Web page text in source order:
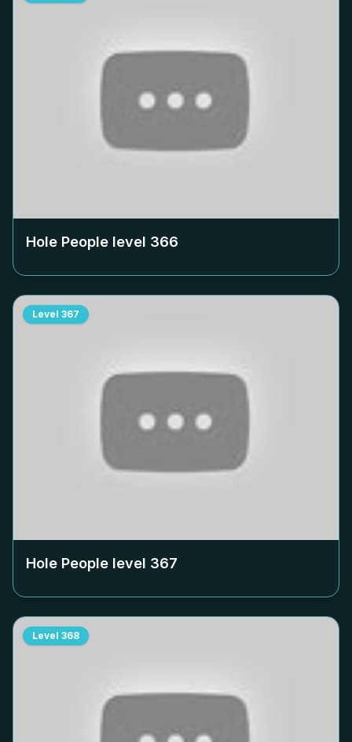
Hole People level 366
Level 367
Hole People level 367
Level 368